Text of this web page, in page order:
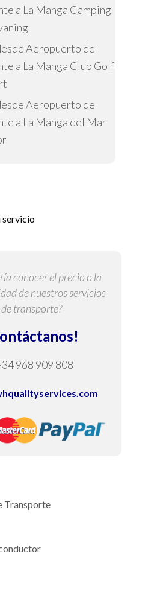
a La Manga Camping
Aeropuerto de
a La Manga Club Golf
Aeropuerto de
a La Manga del Mar
servicio
conocer el precio o la
de nuestros servicios
de transporte?
968 909 808
Transporte